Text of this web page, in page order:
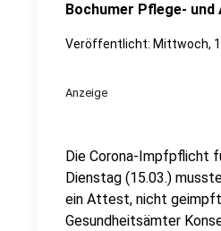
Bochumer Pflege-
Veröffentlicht: Mittwoch,
Anzeige
Die Corona-Impfpflicht
Dienstag (15.03.)
ein Attest, nicht geimpft
Gesundheitsämter